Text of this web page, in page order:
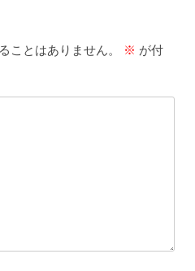
ことはありません。 ※ が付